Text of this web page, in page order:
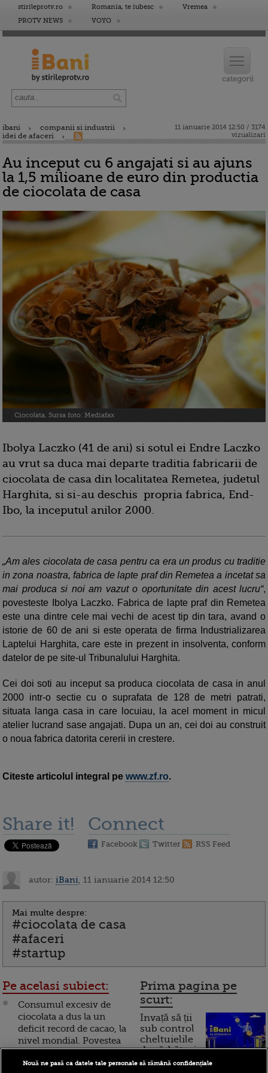
stirileprotv.ro Romania, te iubesc
Vremea
PROTV NEWS
VOYO
ibani
companii si industrii
idei de afaceri
11 ianuarie 2014 12:50 / 3174
vizualizari
Au inceput cu 6 angajati si au ajuns
la 1,5 milioane de euro din productia
de ciocolata de casa
Ciocolata. Sursa foto: Mediafax
Ibolya Laczko (41 de ani) si sotul ei Endre Laczko
au vrut sa duca mai departe traditia fabricarii de
ciocolata de casa din localitatea Remetea, judetul
Harghita, si si-au deschis propria fabrica, End-
Ibo, la inceputul anilor 2000.
„Am ales ciocolata de casa pentru ca era un produs cu traditie
in zona noastra, fabrica de lapte praf din Remetea a incetat sa
mai produca si noi am vazut o oportunitate din acest lucru“,
povesteste Ibolya Laczko. Fabrica de lapte praf din Remetea
este una dintre cele mai vechi de acest tip din tara, avand o
istorie de 60 de ani si este operata de firma Industrializarea
Laptelui Harghita, care este in prezent in insolventa, conform
datelor de pe site-ul Tribunalului Harghita.
Cei doi soti au inceput sa produca cioco­lata de casa in anul
2000 intr-o sectie cu o suprafata de 128 de metri patrati,
situata langa casa in care locuiau, la acel moment in micul
atelier lucrand sase angajati. Dupa un an, cei doi au construit
o noua fabrica datorita cererii in crestere.
Citeste articolul integral pe www.zf.ro.
Share it! Connect
Facebook Twitter RSS Feed
autor: iBani , 11 ianuarie 2014 12:50
Mai multe despre:
#ciocolata de casa
#afaceri
#startup
Pe acelasi subiect:
Consumul excesiv de
ciocolata a dus la un
deficit record de cacao, la
nivel mondial. Povestea
dintre marile placeri ale
Prima pagina pe
scurt:
Invață să ții
sub control
cheltuielile
de sărbători.
Cum
Nouă ne pasă ca datele tale personale să rămână confidențiale